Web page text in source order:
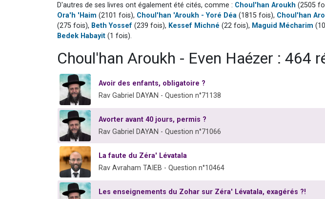
D'autres de ses livres ont également été cités, comme : Choul'han Aroukh (2505
Ora'h 'Haim (2101 fois), Choul'han 'Aroukh - Yoré Déa (1815 fois), Choul'han
(275 fois), Beth Yossef (239 fois), Kessef Michné (22 fois), Maguid Mécharim
Bedek Habayit (1 fois).
Choul'han Aroukh - Even Haézer : 464
Avoir des enfants, obligatoire ?
Rav Gabriel DAYAN - Question n°71138
Avorter avant 40 jours, permis ?
Rav Gabriel DAYAN - Question n°71066
La faute du Zéra' Lévatala
Rav Avraham TAIEB - Question n°10464
Les enseignements du Zohar sur Zéra' Lévatala, exagérés ?!